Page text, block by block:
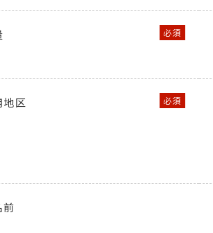
地区
前